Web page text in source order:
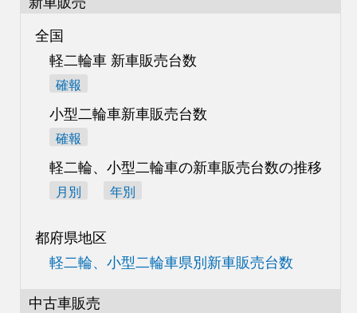
全国
軽二輪車 新車販売台数
確報
小型二輪車新車販売台数
確報
軽二輪、小型二輪車の新車販売台数の推移
月別 年別
都府県地区
軽二輪、小型二輪車県別新車販売台数
中古車販売